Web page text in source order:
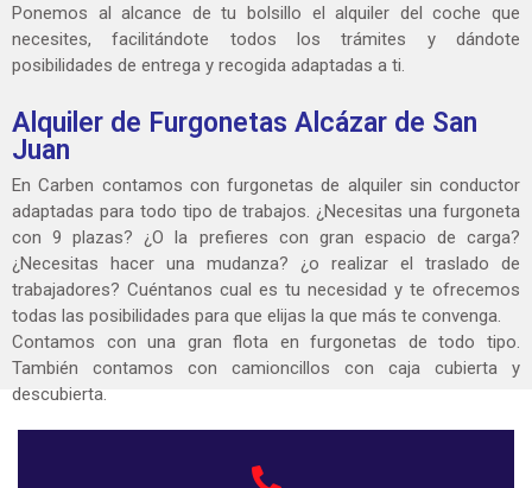
Ponemos al alcance de tu bolsillo el alquiler del coche que
necesites, facilitándote todos los trámites y dándote
posibilidades de entrega y recogida adaptadas a ti.
Alquiler de Furgonetas Alcázar de San
Juan
En Carben contamos con furgonetas de alquiler sin conductor
adaptadas para todo tipo de trabajos. ¿Necesitas una furgoneta
con 9 plazas? ¿O la prefieres con gran espacio de carga?
¿Necesitas hacer una mudanza? ¿o realizar el traslado de
trabajadores? Cuéntanos cual es tu necesidad y te ofrecemos
todas las posibilidades para que elijas la que más te convenga.
Contamos con una gran flota en furgonetas de todo tipo.
También contamos con camioncillos con caja cubierta y
descubierta.